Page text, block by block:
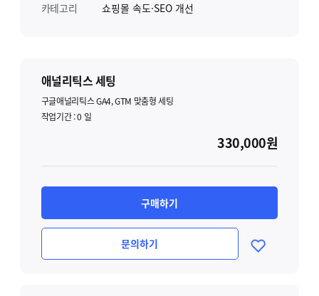
카테고리
쇼핑몰 속도·SEO 개선
애널리틱스 세팅
구글애널리틱스 GA4, GTM 맞춤형 세팅
작업기간 :0 일
330,000원
구매하기
문의하기